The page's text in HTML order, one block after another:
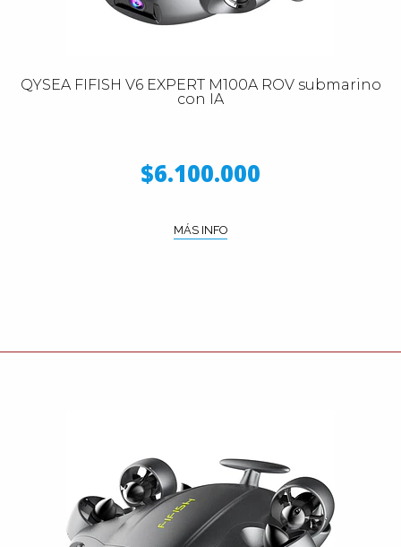
QYSEA FIFISH V6 EXPERT M100A ROV submarino
con IA
$6.100.000
MÁS INFO